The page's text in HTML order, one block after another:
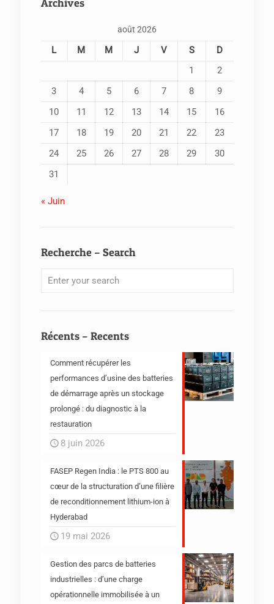
Archives
août 2026
L M M J V S
D
1
2
3
4 5 6 7 8
9
10
11 12 13 14 15
16
17
18 19 20 21 22
23
24
25 26 27 28 29
30
31
« Juin
Recherche – Search
Récents – Recents
Comment récupérer les
performances d’usine des batteries
de démarrage après un stockage
prolongé : du diagnostic à la
restauration
8 juin 2026
FASEP Regen India : le PTS 800 au
cœur de la structuration d’une filière
de reconditionnement lithium-ion à
Hyderabad
19 mai 2026
Gestion des parcs de batteries
industrielles : d’une charge
opérationnelle immobilisée à un